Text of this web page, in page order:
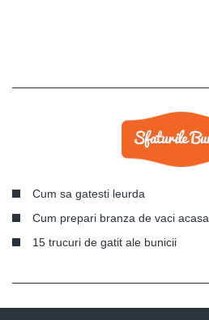
Cum sa gatesti leurda
Cum prepari branza de vaci acasa
15 trucuri de gatit ale bunicii